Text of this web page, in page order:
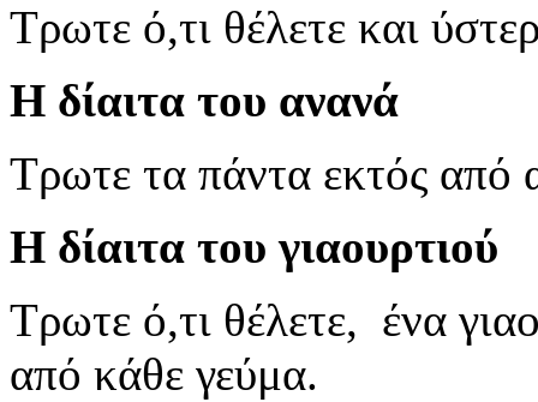
Τρωτε ό,τι θέλετε και
Η δίαιτα του ανανά
Τρωτε τα πάντα εκτός από
Η δίαιτα του γιαουρτιού
Τρωτε ό,τι θέλετε, ένα
από κάθε γεύμα.